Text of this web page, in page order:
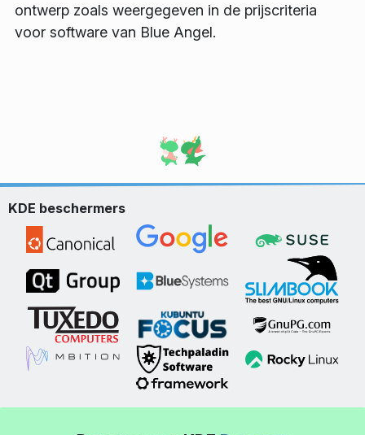
ontwerp zoals weergegeven in de prijscriteria
voor software van Blue Angel.
KDE beschermers